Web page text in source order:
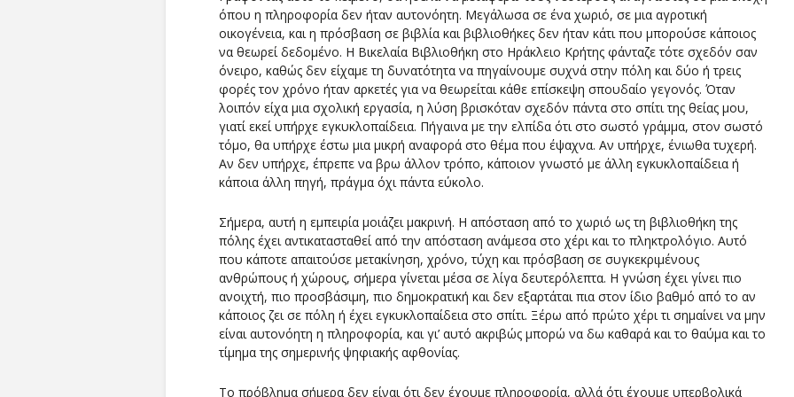
όπου η πληροφορία δεν ήταν αυτονόητη. Μεγάλωσα σε ένα χωριό, σε μια αγροτική
οικογένεια, και η πρόσβαση σε βιβλία και βιβλιοθήκες δεν ήταν κάτι που μπορούσε κάποιος
να θεωρεί δεδομένο. Η Βικελαία Βιβλιοθήκη στο Ηράκλειο Κρήτης φάνταζε τότε σχεδόν σαν
όνειρο, καθώς δεν είχαμε τη δυνατότητα να πηγαίνουμε συχνά στην πόλη και δύο ή τρεις
φορές τον χρόνο ήταν αρκετές για να θεωρείται κάθε επίσκεψη σπουδαίο γεγονός. Όταν
λοιπόν είχα μια σχολική εργασία, η λύση βρισκόταν σχεδόν πάντα στο σπίτι της θείας μου,
γιατί εκεί υπήρχε εγκυκλοπαίδεια. Πήγαινα με την ελπίδα ότι στο σωστό γράμμα, στον σωστό
τόμο, θα υπήρχε έστω μια μικρή αναφορά στο θέμα που έψαχνα. Αν υπήρχε, ένιωθα τυχερή.
Αν δεν υπήρχε, έπρεπε να βρω άλλον τρόπο, κάποιον γνωστό με άλλη εγκυκλοπαίδεια ή
κάποια άλλη πηγή, πράγμα όχι πάντα εύκολο.
Σήμερα, αυτή η εμπειρία μοιάζει μακρινή. Η απόσταση από το χωριό ως τη βιβλιοθήκη της
πόλης έχει αντικατασταθεί από την απόσταση ανάμεσα στο χέρι και το πληκτρολόγιο. Αυτό
που κάποτε απαιτούσε μετακίνηση, χρόνο, τύχη και πρόσβαση σε συγκεκριμένους
ανθρώπους ή χώρους, σήμερα γίνεται μέσα σε λίγα δευτερόλεπτα. Η γνώση έχει γίνει πιο
ανοιχτή, πιο προσβάσιμη, πιο δημοκρατική και δεν εξαρτάται πια στον ίδιο βαθμό από το αν
κάποιος ζει σε πόλη ή έχει εγκυκλοπαίδεια στο σπίτι. Ξέρω από πρώτο χέρι τι σημαίνει να μην
είναι αυτονόητη η πληροφορία, και γι’ αυτό ακριβώς μπορώ να δω καθαρά και το θαύμα και το
τίμημα της σημερινής ψηφιακής αφθονίας.
Το πρόβλημα σήμερα δεν είναι ότι δεν έχουμε πληροφορία, αλλά ότι έχουμε υπερβολικά
στο Cyberscope:
Ψηφιακές
Αναπαραστάσεις
του Αρχαίου Χώρου
και Ιστορική
Συνείδηση στον
Κυβερνοχώρο
Η
εποχή: